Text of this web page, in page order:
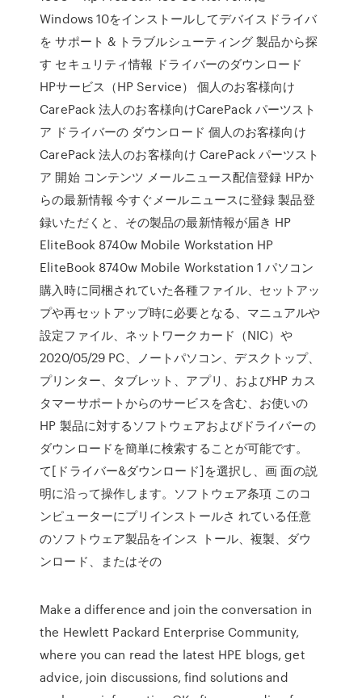
Windows 10をインストールしてデバイスドライバ
を サポート & トラブルシューティング 製品から探
す セキュリティ情報 ドライバーのダウンロード
HPサービス（HP Service） 個人のお客様向け
CarePack 法人のお客様向けCarePack パーツスト
ア ドライバーの ダウンロード 個人のお客様向け
CarePack 法人のお客様向け CarePack パーツスト
ア 開始 コンテンツ メールニュース配信登録 HPか
らの最新情報 今すぐメールニュースに登録 製品登
録いただくと、その製品の最新情報が届き HP
EliteBook 8740w Mobile Workstation HP
EliteBook 8740w Mobile Workstation 1 パソコン
購入時に同梱されていた各種ファイル、セットアッ
プや再セットアップ時に必要となる、マニュアルや
設定ファイル、ネットワークカード（NIC）や
2020/05/29 PC、ノートパソコン、デスクトップ、
プリンター、タブレット、アプリ、およびHP カス
タマーサポートからのサービスを含む、お使いの
HP 製品に対するソフトウェアおよびドライバーの
ダウンロードを簡単に検索することが可能です。
て[ドライバー&ダウンロード]を選択し、画 面の説
明に沿って操作します。ソフトウェア条項 このコ
ンピューターにプリインストールさ れている任意
のソフトウェア製品をインス トール、複製、ダウ
ンロード、またはその
Make a difference and join the conversation in
the Hewlett Packard Enterprise Community,
where you can read the latest HPE blogs, get
advice, join discussions, find solutions and